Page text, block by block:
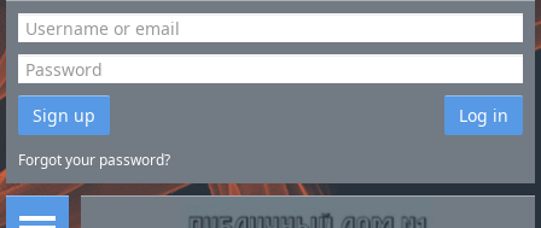
Sign up Log in
Forgot your password?